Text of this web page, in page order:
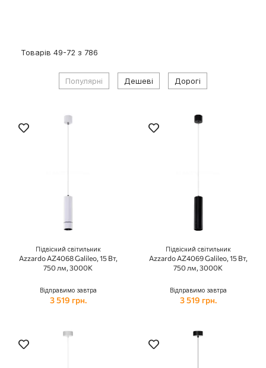
Товарів 49-72 з 786
Популярні Дешеві Дорогі
Підвісний світильник
Azzardo AZ4068 Galileo, 15 Вт,
750 лм, 3000K
Відправимо завтра
3 519 грн.
Підвісний світильник
Azzardo AZ4069 Galileo, 15 Вт,
750 лм, 3000K
Відправимо завтра
3 519 грн.